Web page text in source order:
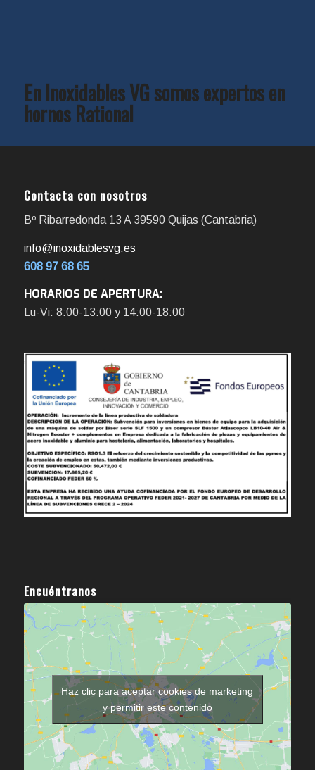
En Inoxidables VG somos expertos en
hornos Rational
Contacta con nosotros
Bº Ribarredonda 13 A 39590 Quijas (Cantabria)
info@inoxidablesvg.es
608 97 68 65
HORARIOS DE APERTURA:
Lu-Vi: 8:00-13:00 y 14:00-18:00
Encuéntranos
Haz clic para aceptar cookies de marketing
y permitir este contenido